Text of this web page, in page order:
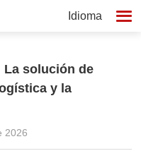
Idioma
La solución de
y la
2026